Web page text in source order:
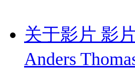
关于影片 影
Anders